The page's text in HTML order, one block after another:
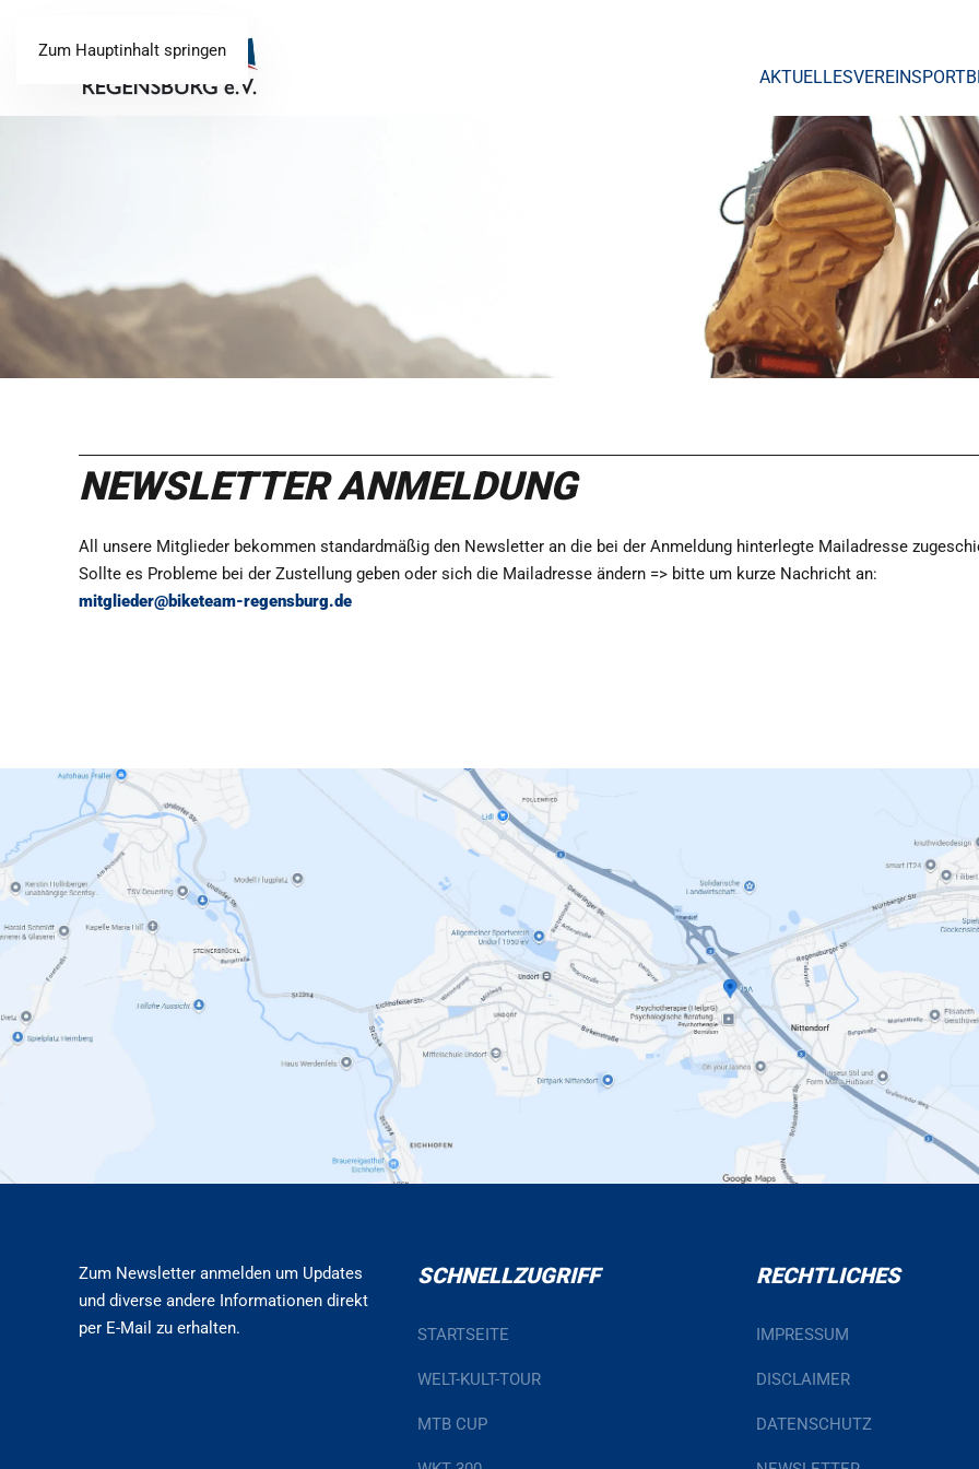
Zum Hauptinhalt springen
AKTUELLESVEREIN
NEWSLETTER ANMELDUNG
All unsere Mitglieder bekommen standardmäßig den Newsletter an die bei der Anmeldung hinterlegte Mailadresse
Sollte es Probleme bei der Zustellung geben oder sich die Mailadresse ändern => bitte um kurze Nachricht an:
mitglieder@biketeam-regensburg.de
Zum Newsletter anmelden um Updates
und diverse andere Informationen direkt
per E-Mail zu erhalten.
SCHNELLZUGRIFF
STARTSEITE
WELT-KULT-TOUR
MTB CUP
RECHTLICHES
IMPRESSUM
DISCLAIMER
DATENSCHUTZ